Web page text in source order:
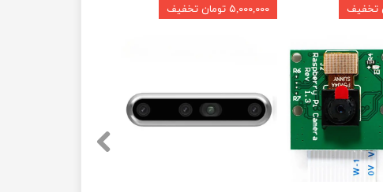
۵,۰۰۰,۰۰۰ تومان تخفیف